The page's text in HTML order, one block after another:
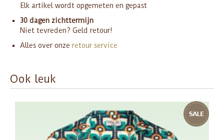
Elk artikel wordt opgemeten en gepast
30 dagen zichttermijn
Niet tevreden? Geld retour!
Alles over onze retour service
Ook leuk